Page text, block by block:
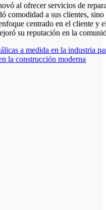
al ofrecer servicios de
comodidad a sus clientes,
centrado en el cliente y
su reputación en la
a medida en la industria
la construcción moderna